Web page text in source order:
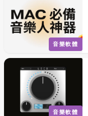
音樂軟體
音樂軟體